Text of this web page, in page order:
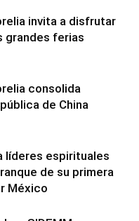
invita a disfrutar
grandes ferias
consolida
de China
líderes espirituales
de su primera
México